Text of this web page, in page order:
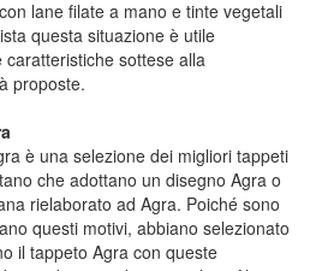
lane filate a mano e tinte vegetali
questa situazione è utile
sottese alla
proposte.
è una selezione dei migliori tappeti
che adottano un disegno Agra o
rielaborato ad Agra. Poiché sono
questi motivi, abbiano selezionato
il tappeto Agra con queste